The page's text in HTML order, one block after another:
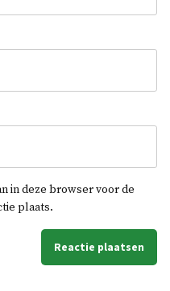
in deze browser voor de
plaats.